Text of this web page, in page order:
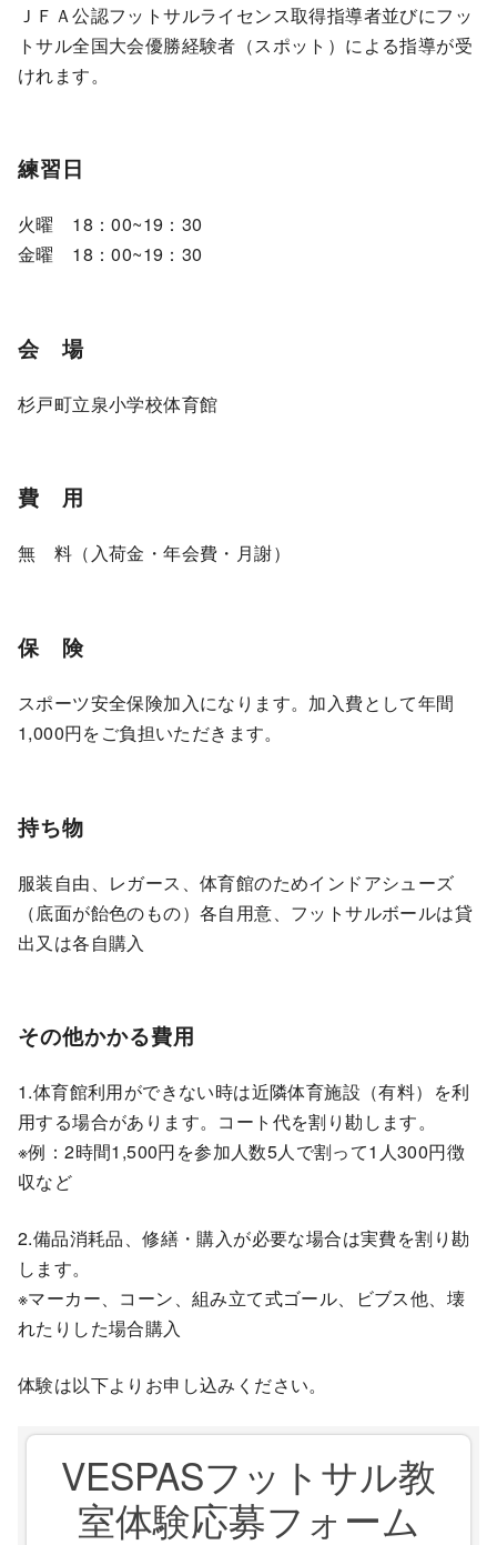
ＪＦＡ公認フットサルライセンス取得指導者並びにフッ
トサル全国大会優勝経験者（スポット）による指導が受
けれます。
練習日
火曜 18：00~19：30
金曜 18：00~19：30
会 場
杉戸町立泉小学校体育館
費 用
無 料（入荷金・年会費・月謝）
保 険
スポーツ安全保険加入になります。加入費として年間
1,000円をご負担いただきます。
持ち物
服装自由、レガース、体育館のためインドアシューズ
（底面が飴色のもの）各自用意、フットサルボールは貸
出又は各自購入
その他かかる費用
1.体育館利用ができない時は近隣体育施設（有料）を利
用する場合があります。コート代を割り勘します。
※例：2時間1,500円を参加人数5人で割って1人300円徴
収など
2.備品消耗品、修繕・購入が必要な場合は実費を割り勘
します。
※マーカー、コーン、組み立て式ゴール、ビブス他、壊
れたりした場合購入
体験は以下よりお申し込みください。